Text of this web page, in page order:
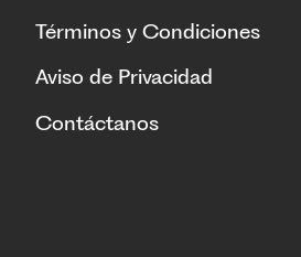
Términos y Condiciones
Aviso de Privacidad
Contáctanos